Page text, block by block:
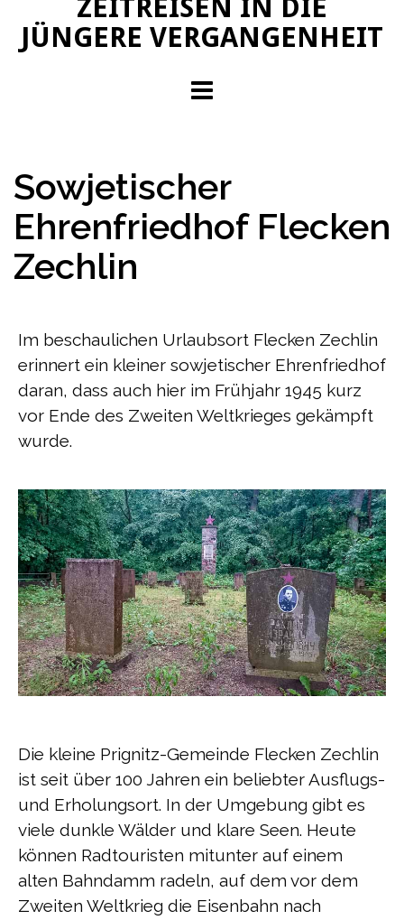
ZEITREISEN IN DIE
JÜNGERE VERGANGENHEIT
Sowjetischer
Ehrenfriedhof Flecken
Zechlin
Im beschaulichen Urlaubsort Flecken Zechlin
erinnert ein kleiner sowjetischer Ehrenfriedhof
daran, dass auch hier im Frühjahr 1945 kurz
vor Ende des Zweiten Weltkrieges gekämpft
wurde.
Die kleine Prignitz-Gemeinde Flecken Zechlin
ist seit über 100 Jahren ein beliebter Ausflugs-
und Erholungsort. In der Umgebung gibt es
viele dunkle Wälder und klare Seen. Heute
können Radtouristen mitunter auf einem
alten Bahndamm radeln, auf dem vor dem
Zweiten Weltkrieg die Eisenbahn nach